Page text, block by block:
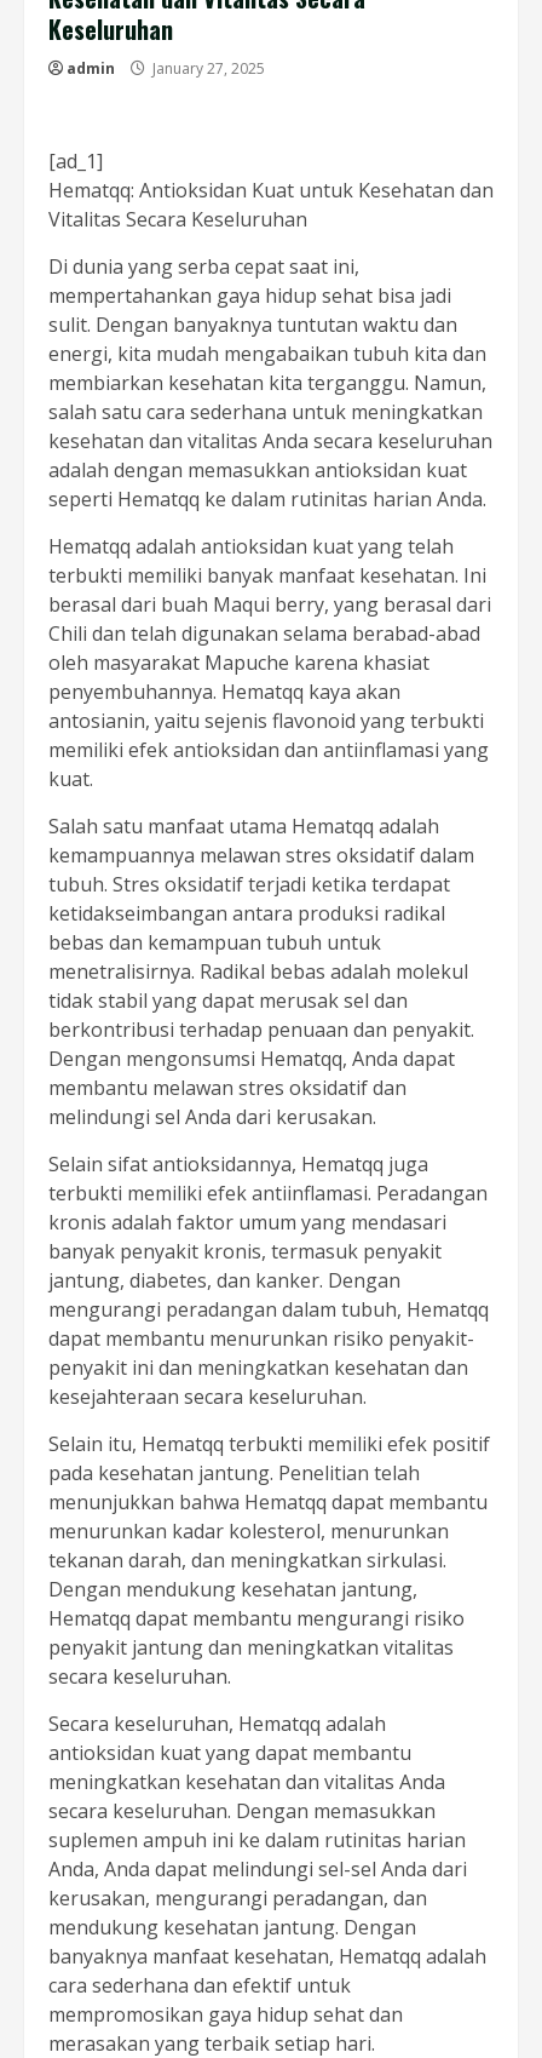
Keseluruhan
admin January 27, 2025
[ad_1]
Hematqq: Antioksidan Kuat untuk Kesehatan dan
Vitalitas Secara Keseluruhan
Di dunia yang serba cepat saat ini,
mempertahankan gaya hidup sehat bisa jadi
sulit. Dengan banyaknya tuntutan waktu dan
energi, kita mudah mengabaikan tubuh kita dan
membiarkan kesehatan kita terganggu. Namun,
salah satu cara sederhana untuk meningkatkan
kesehatan dan vitalitas Anda secara keseluruhan
adalah dengan memasukkan antioksidan kuat
seperti Hematqq ke dalam rutinitas harian Anda.
Hematqq adalah antioksidan kuat yang telah
terbukti memiliki banyak manfaat kesehatan. Ini
berasal dari buah Maqui berry, yang berasal dari
Chili dan telah digunakan selama berabad-abad
oleh masyarakat Mapuche karena khasiat
penyembuhannya. Hematqq kaya akan
antosianin, yaitu sejenis flavonoid yang terbukti
memiliki efek antioksidan dan antiinflamasi yang
kuat.
Salah satu manfaat utama Hematqq adalah
kemampuannya melawan stres oksidatif dalam
tubuh. Stres oksidatif terjadi ketika terdapat
ketidakseimbangan antara produksi radikal
bebas dan kemampuan tubuh untuk
menetralisirnya. Radikal bebas adalah molekul
tidak stabil yang dapat merusak sel dan
berkontribusi terhadap penuaan dan penyakit.
Dengan mengonsumsi Hematqq, Anda dapat
membantu melawan stres oksidatif dan
melindungi sel Anda dari kerusakan.
Selain sifat antioksidannya, Hematqq juga
terbukti memiliki efek antiinflamasi. Peradangan
kronis adalah faktor umum yang mendasari
banyak penyakit kronis, termasuk penyakit
jantung, diabetes, dan kanker. Dengan
mengurangi peradangan dalam tubuh, Hematqq
dapat membantu menurunkan risiko penyakit-
penyakit ini dan meningkatkan kesehatan dan
kesejahteraan secara keseluruhan.
Selain itu, Hematqq terbukti memiliki efek positif
pada kesehatan jantung. Penelitian telah
menunjukkan bahwa Hematqq dapat membantu
menurunkan kadar kolesterol, menurunkan
tekanan darah, dan meningkatkan sirkulasi.
Dengan mendukung kesehatan jantung,
Hematqq dapat membantu mengurangi risiko
penyakit jantung dan meningkatkan vitalitas
secara keseluruhan.
Secara keseluruhan, Hematqq adalah
antioksidan kuat yang dapat membantu
meningkatkan kesehatan dan vitalitas Anda
secara keseluruhan. Dengan memasukkan
suplemen ampuh ini ke dalam rutinitas harian
Anda, Anda dapat melindungi sel-sel Anda dari
kerusakan, mengurangi peradangan, dan
mendukung kesehatan jantung. Dengan
banyaknya manfaat kesehatan, Hematqq adalah
cara sederhana dan efektif untuk
mempromosikan gaya hidup sehat dan
merasakan yang terbaik setiap hari.